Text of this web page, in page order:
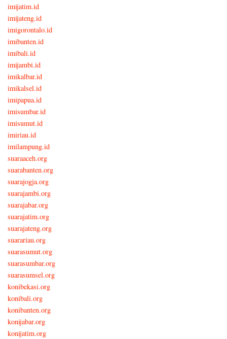
imijatim.id
imijateng.id
imigorontalo.id
imibanten.id
imibali.id
imijambi.id
imikalbar.id
imikalsel.id
imipapua.id
imisumbar.id
imisumut.id
imiriau.id
imilampung.id
suaraaceh.org
suarabanten.org
suarajogja.org
suarajambi.org
suarajabar.org
suarajatim.org
suarajateng.org
suarariau.org
suarasumut.org
suarasumbar.org
suarasumsel.org
konibekasi.org
konibali.org
konibanten.org
konijabar.org
konijatim.org